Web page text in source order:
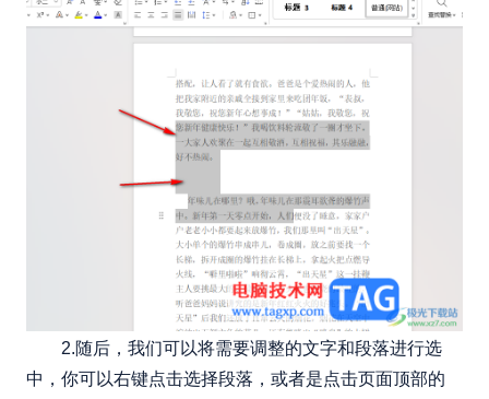
2.随后，我们可以将需要调整的文字和段落进行选
中，你可以右键点击选择段落，或者是点击页面顶部的